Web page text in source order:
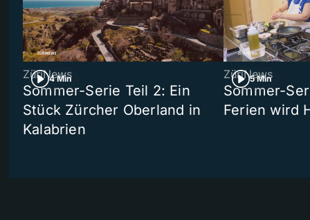
4 Min
ZüriNews
Sommer-Serie Teil 2: Ein
Stück Zürcher Oberland in
Kalabrien
5 Min
ZüriNews
Sommer-
Ferien wird